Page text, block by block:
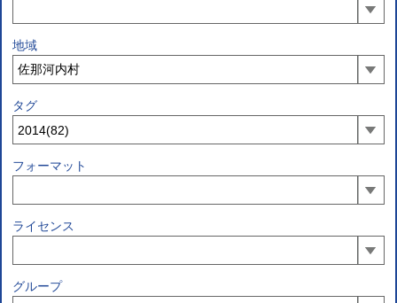
地域
タグ
フォーマット
ライセンス
グループ